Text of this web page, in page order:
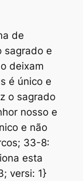
de
sagrado e
deixam
é único e
o sagrado
nosso e
e não
33-8:
esta
versi: 1}